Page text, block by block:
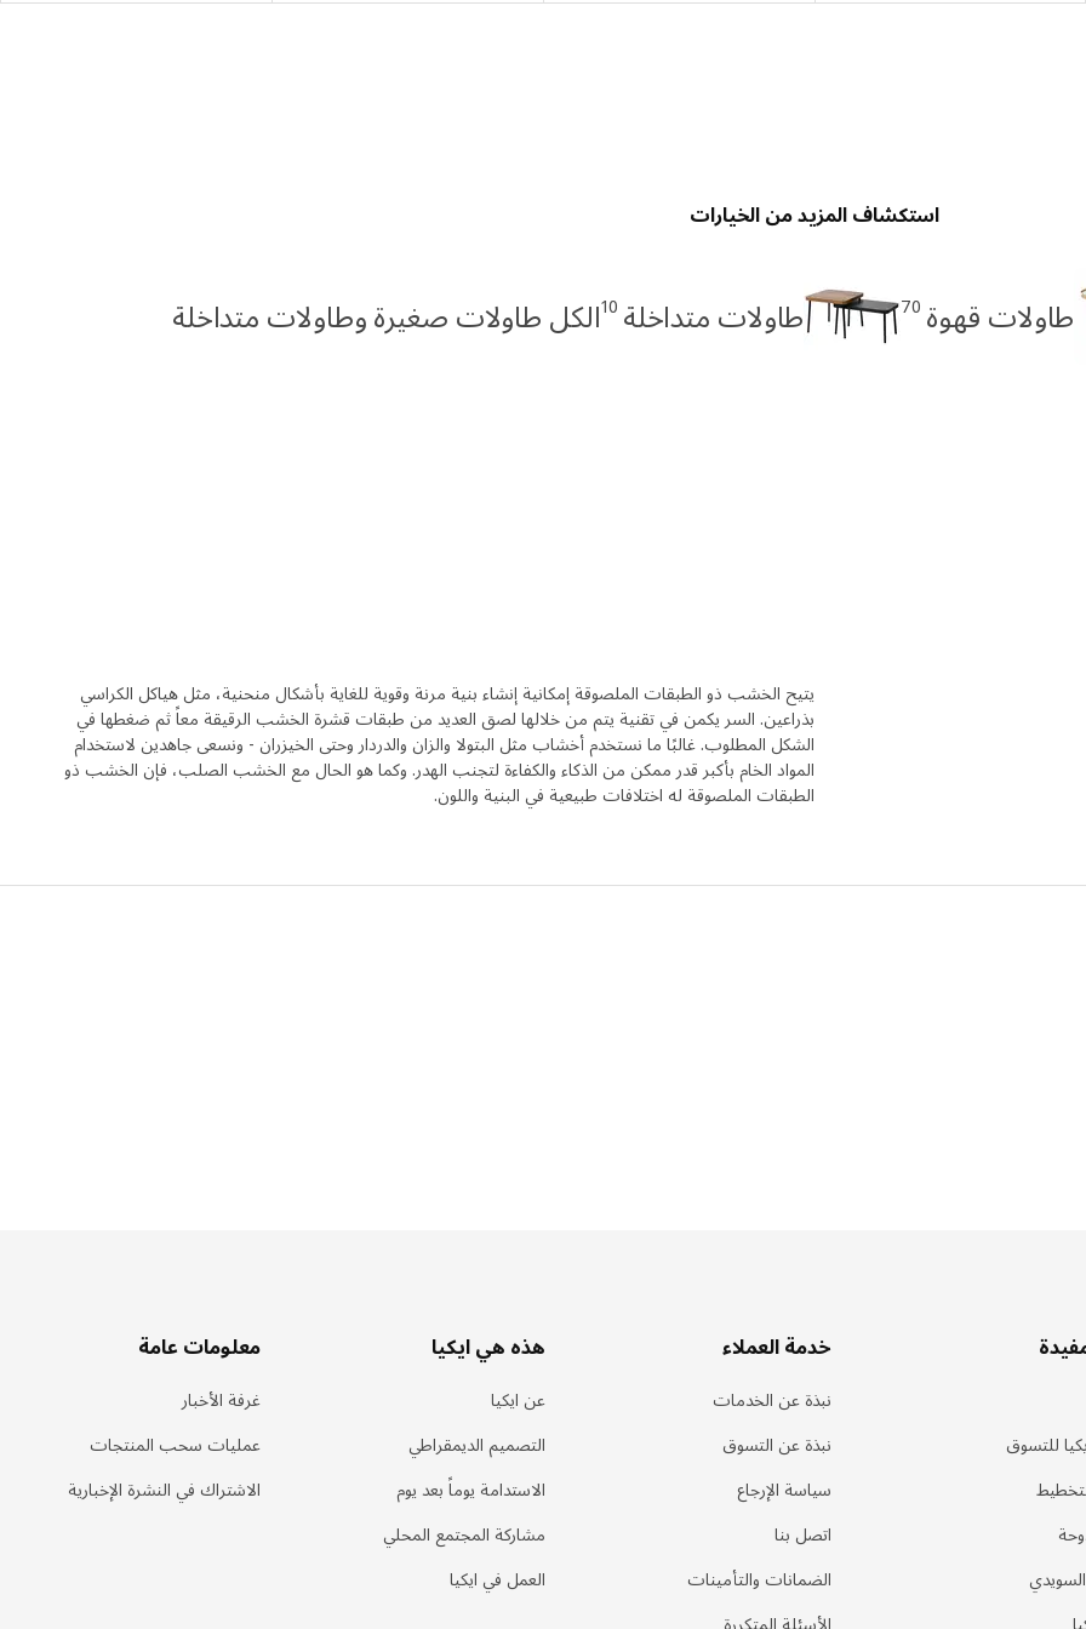
استكشاف المزيد من الخيارات
طاولات قهوة 70 طاولات متداخلة 10الكل طاولات صغيرة وطاولات متداخلة
يتيح الخشب ذو الطبقات الملصوقة إمكانية إنشاء بنية مرنة وقوية للغاية بأشكال منحنية، مثل هياكل الكراسي
بذراعين. السر يكمن في تقنية يتم من خلالها لصق العديد من طبقات قشرة الخشب الرقيقة معاً ثم ضغطها في
الشكل المطلوب. غالبًا ما نستخدم أخشاب مثل البتولا والزان والدردار وحتى الخيزران - ونسعى جاهدين لاستخدام
المواد الخام بأكبر قدر ممكن من الذكاء والكفاءة لتجنب الهدر. وكما هو الحال مع الخشب الصلب، فإن الخشب ذو
الطبقات الملصوقة له اختلافات طبيعية في البنية واللون.
للتسوق
خدمة العملاء
نبذة عن الخدمات
نبذة عن التسوق
سياسة الإرجاع
اتصل بنا
الضمانات والتأمينات
الأسئلة المتكررة
هذه هي ايكيا
عن ايكيا
التصميم الديمقراطي
الاستدامة يوماً بعد يوم
مشاركة المجتمع المحلي
العمل في ايكيا
معلومات عامة
غرفة الأخبار
عمليات سحب المنتجات
الاشتراك في النشرة الإخبارية